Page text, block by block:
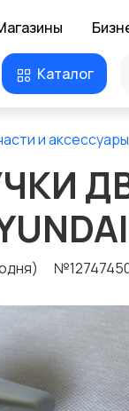
Каталог
и аксессуары